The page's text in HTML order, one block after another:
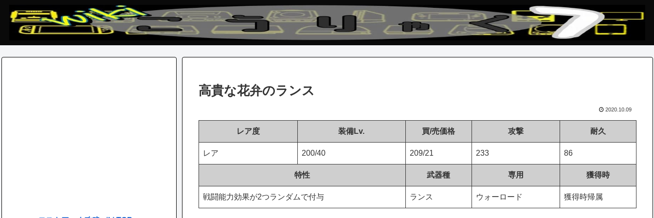
高貴な花弁のランス
2020.10.09
レア度 装備Lv. 買/売価格 攻撃 耐久
レア 200/40 209/21 233 86
特性 武器種 専用 獲得時
戦闘能力効果が2つランダムで付与 ランス ウォーロード 獲得時帰属